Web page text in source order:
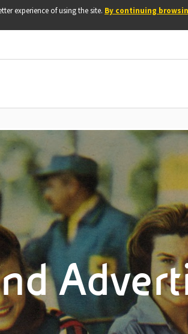
experience of using the site. By continuing